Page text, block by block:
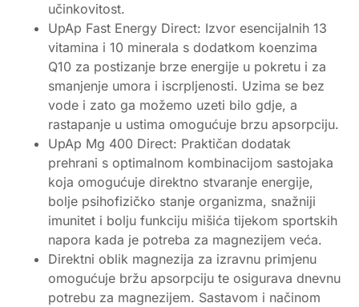
učinkovitost.
UpAp Fast Energy Direct: Izvor esencijalnih 13
vitamina i 10 minerala s dodatkom koenzima
Q10 za postizanje brze energije u pokretu i za
smanjenje umora i iscrpljenosti. Uzima se bez
vode i zato ga možemo uzeti bilo gdje, a
rastapanje u ustima omogućuje brzu apsorpciju.
UpAp Mg 400 Direct: Praktičan dodatak
prehrani s optimalnom kombinacijom sastojaka
koja omogućuje direktno stvaranje energije,
bolje psihofizičko stanje organizma, snažniji
imunitet i bolju funkciju mišića tijekom sportskih
napora kada je potreba za magnezijem veća.
Direktni oblik magnezija za izravnu primjenu
omogućuje bržu apsorpciju te osigurava dnevnu
potrebu za magnezijem. Sastavom i načinom